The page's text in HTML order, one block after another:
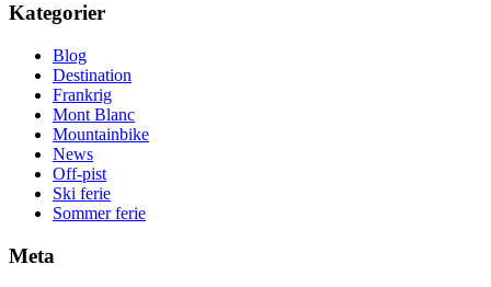
Kategorier
Blog
Destination
Frankrig
Mont Blanc
Mountainbike
News
Off-pist
Ski ferie
Sommer ferie
Meta